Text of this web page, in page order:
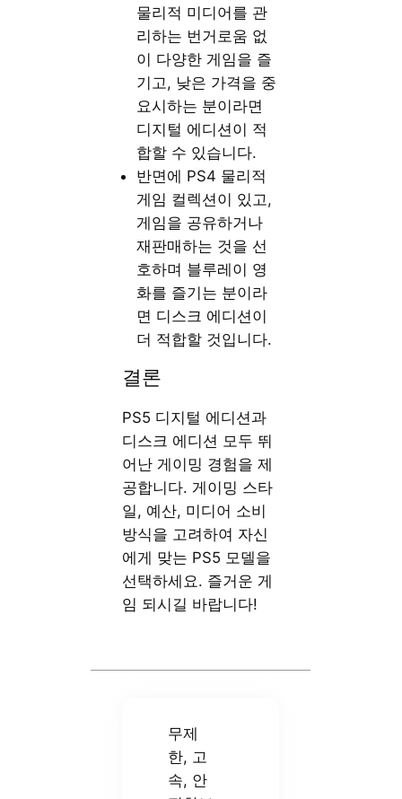
물리적 미디어를 관
리하는 번거로움 없
이 다양한 게임을 즐
기고, 낮은 가격을 중
요시하는 분이라면
디지털 에디션이 적
합할 수 있습니다.
반면에 PS4 물리적
게임 컬렉션이 있고,
게임을 공유하거나
재판매하는 것을 선
호하며 블루레이 영
화를 즐기는 분이라
면 디스크 에디션이
더 적합할 것입니다.
결론
PS5 디지털 에디션과
디스크 에디션 모두 뛰
어난 게이밍 경험을 제
공합니다. 게이밍 스타
일, 예산, 미디어 소비
방식을 고려하여 자신
에게 맞는 PS5 모델을
선택하세요. 즐거운 게
임 되시길 바랍니다!
무제
한, 고
속, 안